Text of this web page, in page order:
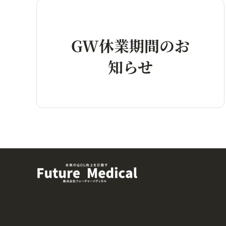
GW休業期間のお
知らせ